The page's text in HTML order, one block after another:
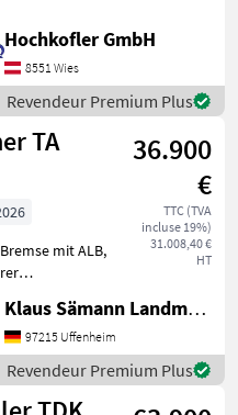
-
- K80-
-
Hochkofler GmbH
8551 Wies
Revendeur Premium Plus
TA
36.900
€
TTC (TVA
incluse 19%)
31.008,40 €
HT
mit ALB,
Öl und
mit Powerfle
Klaus Sämann Landmaschinen Fachbetrieb GmbH
97215 Uffenheim
Revendeur Premium Plus